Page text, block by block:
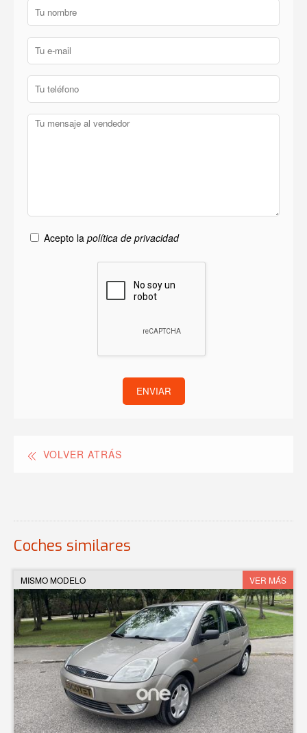
Acepto la política de privacidad
ENVIAR
VOLVER ATRÁS
Coches similares
MISMO MODELO VER MÁS